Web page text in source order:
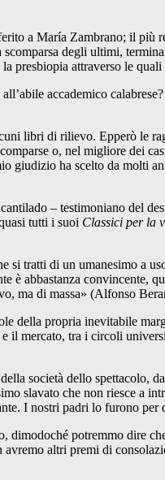
a María Zambrano; il più
degli ultimi,
presbiopia attraverso le
accademico
libri di rilievo. Epperò le
o, nel migliore dei
ha scelto da molti
– testimoniano del
tutti i suoi Classici per la
tratti di un umanesimo a
abbastanza convincente,
ma di massa» (Alfonso
propria inevitabile
il mercato, tra i circoli
società dello spettacolo,
slavato che non riesce a
I nostri padri lo furono per
potremmo dire
altri premi di